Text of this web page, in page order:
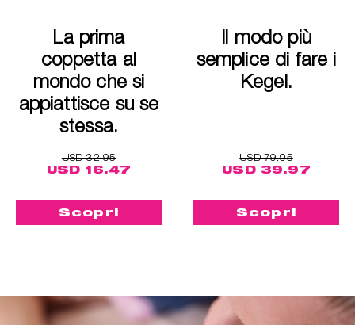
La prima
coppetta al
mondo che si
appiattisce su se
stessa.
USD 32.95
USD 16.47
Scopri
Il modo più
semplice di fare i
Kegel.
USD 79.95
USD 39.97
Scopri